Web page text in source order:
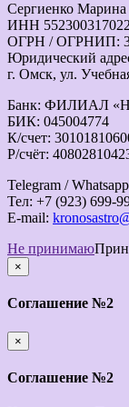
Сергиенко
ИНН
ОГРН / ОГРНИП:
Юридический
г. Омск, ул.
Банк: ФИЛИАЛ
БИК: 045004774
К/счет:
Р/счёт:
Telegram /
Тел: +7 (923) 699-
E-mail:
Не принимаю
×
закрыть
Соглашение №2
×
закрыть
Соглашение №2